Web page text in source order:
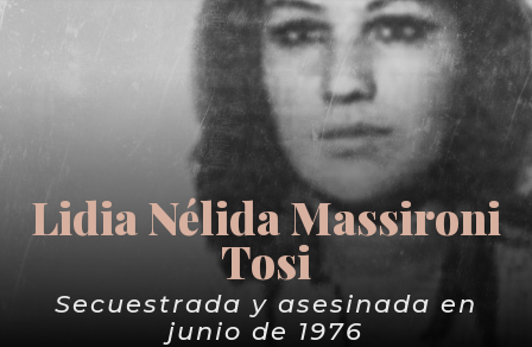
Lidia Nélida Massironi
Tosi
Secuestrada y asesinada en
junio de 1976